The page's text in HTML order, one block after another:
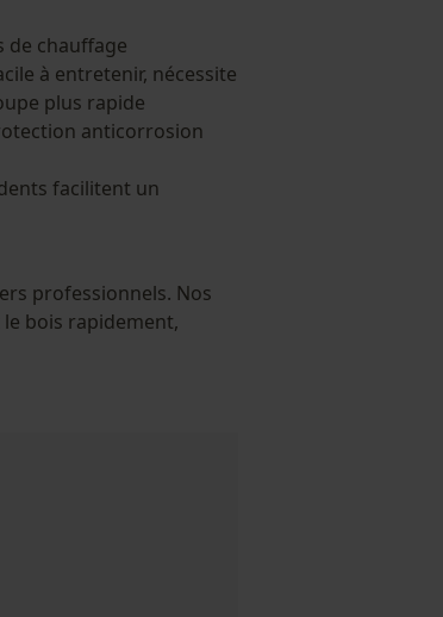
de chauffage
à entretenir, nécessite
plus rapide
anticorrosion
facilitent un
professionnels. Nos
bois rapidement,